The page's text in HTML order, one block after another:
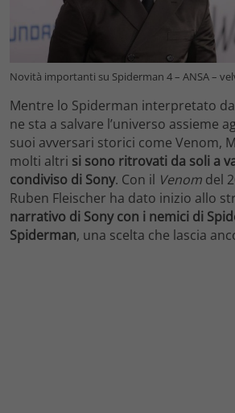
Novità importanti su Spiderman 4 – ANSA –
Mentre lo Spiderman interpretato
ne sta a salvare l’universo assieme
suoi avversari storici come Venom,
molti altri si sono ritrovati da soli a
condiviso di Sony. Con il Venom del
Ruben Fleischer ha dato inizio allo
narrativo di Sony con i nemici di
Spiderman, una scelta che lascia